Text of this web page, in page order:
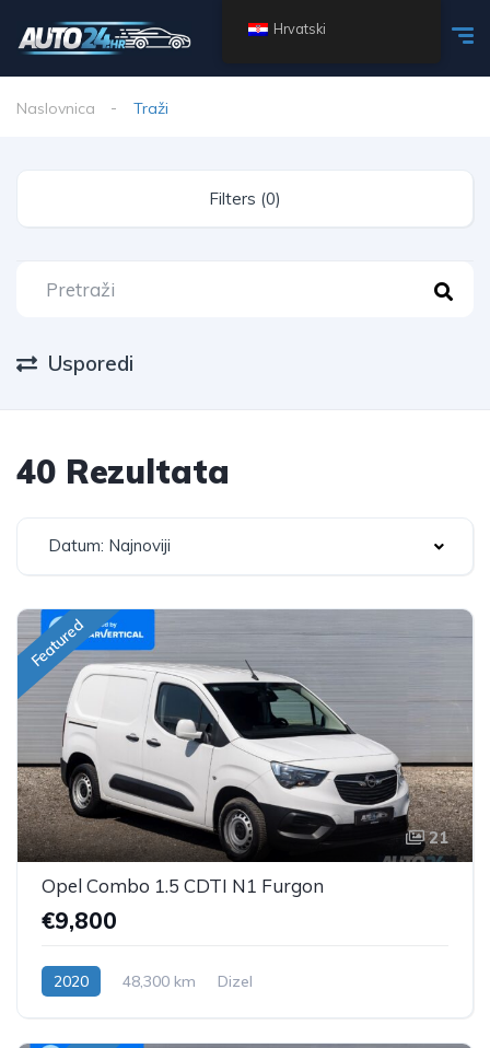
Naslovnica Traži
Filters (0)
Usporedi
40 Rezultata
Datum: Najnoviji
Featured
21
Opel Combo 1.5 CDTI N1 Furgon
€9,800
2020 48,300 km Dizel
Hrvatski